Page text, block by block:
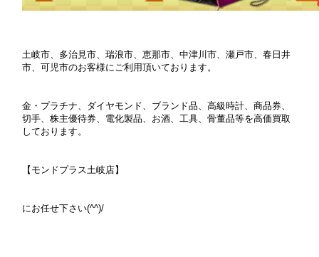
土岐市、多治見市、瑞浪市、恵那市、中津川市、瀬戸市、春日井
市、可児市のお客様にご利用頂いております。
金・プラチナ、ダイヤモンド、ブランド品、高級時計、商品券、
切手、株主優待券、電化製品、お酒、工具、骨董品等を高価買取
しております。
【モンドプラス土岐店】
にお任せ下さい(^^)/